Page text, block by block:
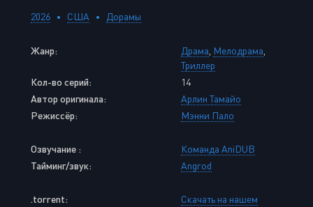
2026 США Дорамы
Жанр: Драма Мелодрама
Триллер
Кол-во серий:
14
Автор оригинала:
Арлин Тамайо
Режиссёр:
Мэнни Пало
Озвучание :
Команда AniDUB
Тайминг/звук:
Angrod
.torrent:
Скачать на нашем